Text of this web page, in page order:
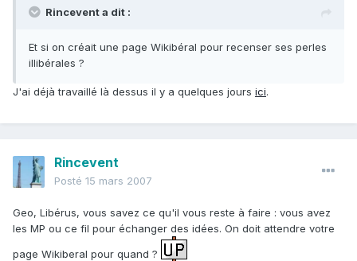
Rincevent a dit :
Et si on créait une page Wikibéral pour recenser ses perles
illibérales ?
J'ai déjà travaillé là dessus il y a quelques jours ici.
Rincevent
Posté 15 mars 2007
Geo, Libérus, vous savez ce qu'il vous reste à faire : vous avez
les MP ou ce fil pour échanger des idées. On doit attendre votre
page Wikiberal pour quand ?